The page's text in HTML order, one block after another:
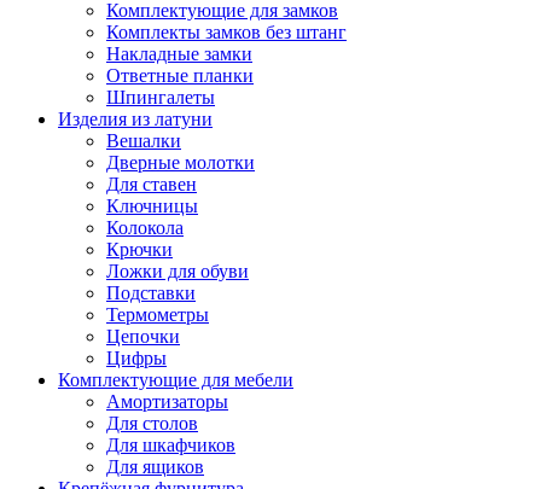
Комплектующие для замков
Комплекты замков без штанг
Накладные замки
Ответные планки
Шпингалеты
Изделия из латуни
Вешалки
Дверные молотки
Для ставен
Ключницы
Колокола
Крючки
Ложки для обуви
Подставки
Термометры
Цепочки
Цифры
Комплектующие для мебели
Амортизаторы
Для столов
Для шкафчиков
Для ящиков